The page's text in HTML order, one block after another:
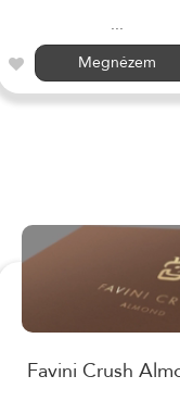
...
Megnézem
Favini Crush